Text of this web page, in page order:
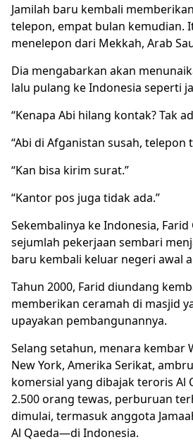
Jamilah baru kembali
telepon, empat bulan kemudian.
menelepon dari Mekkah, Arab
Dia mengabarkan akan
lalu pulang ke Indonesia seperti
“Kenapa Abi hilang kontak? Tak
“Abi di Afganistan susah, telepon
“Kan bisa kirim surat.”
“Kantor pos juga tidak ada.”
Sekembalinya ke Indonesia,
sejumlah pekerjaan sembari
baru kembali keluar negeri awal
Tahun 2000, Farid diundang
memberikan ceramah di masjid
upayakan pembangunannya.
Selang setahun, menara kembar
New York, Amerika Serikat,
komersial yang dibajak teroris Al
2.500 orang tewas, perburuan
dimulai, termasuk anggota
Al Qaeda—di Indonesia.